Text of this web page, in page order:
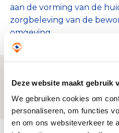
Deze website maakt gebruik
We gebruiken cookies om
personaliseren, om functies
en om ons websiteverkeer te
aan de vorming van de
zorgbeleving van de
omgeving.
Zo bereiken